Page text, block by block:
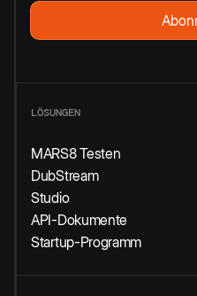
LÖSUNGEN
MARS8 Testen
DubStream
Studio
API-Dokumente
Startup-Programm